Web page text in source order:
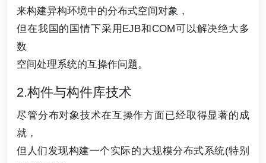
来构建异构环境中的分布式空间对象，
但在我国的国情下采用EJB和COM可以解决绝大多
数
空间处理系统的互操作问題。
2.构件与构件库技术
尽管分布对象技术在互操作方面已经取得显著的成
就，
但人们发现构建一个实际的大规模分布式系统(特别